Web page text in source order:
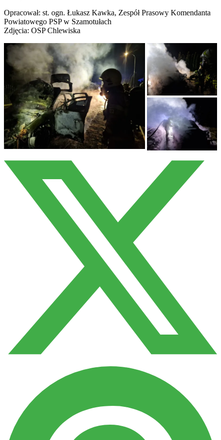
Opracował: st. ogn. Łukasz Kawka, Zespół Prasowy Komendanta
Powiatowego PSP w Szamotułach
Zdjęcia: OSP Chlewiska